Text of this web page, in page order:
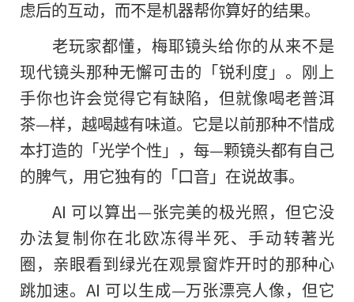
虑后的互动，而不是机器帮你算好的结果。
老玩家都懂，梅耶镜头给你的从来不是
现代镜头那种无懈可击的「锐利度」。刚上
手你也许会觉得它有缺陷，但就像喝老普洱
茶—样，越喝越有味道。它是以前那种不惜成
本打造的「光学个性」，每—颗镜头都有自己
的脾气，用它独有的「口音」在说故事。
AI 可以算出—张完美的极光照，但它没
办法复制你在北欧冻得半死、手动转著光
圈，亲眼看到绿光在观景窗炸开时的那种心
跳加速。AI 可以生成—万张漂亮人像，但它